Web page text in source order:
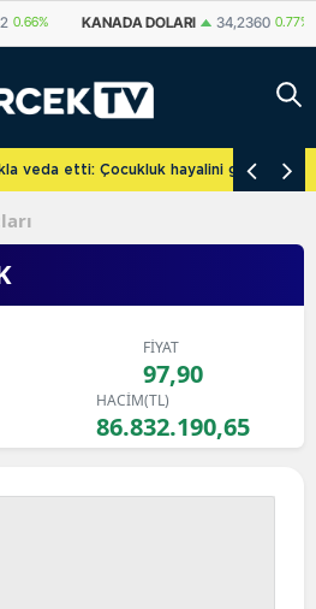
İSVIÇRE FRANKI 59,0840 0.83%
veda etti: Çocukluk hayalini
FİYAT
97,90
HACİM(TL)
86.832.190,65